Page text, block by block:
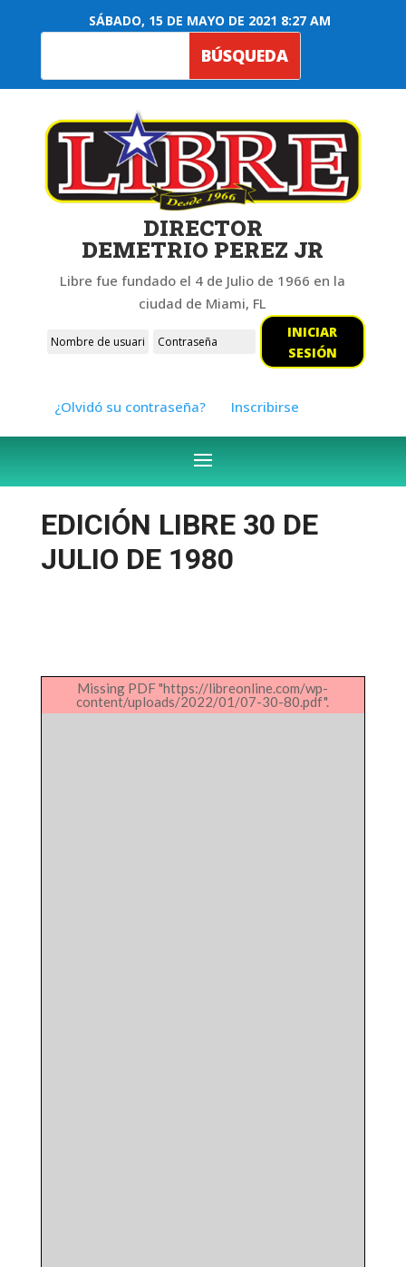
SÁBADO, 15 DE MAYO DE 2021 8:27 AM
DIRECTOR
DEMETRIO PEREZ JR
Libre fue fundado el 4 de Julio de 1966 en la
ciudad de Miami, FL
INICIAR
SESIÓN
¿Olvidó su contraseña? Inscribirse
EDICIÓN LIBRE 30 DE
JULIO DE 1980
Missing PDF "https://libreonline.com/wp-
content/uploads/2022/01/07-30-80.pdf".